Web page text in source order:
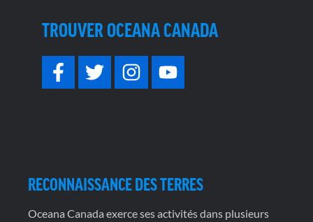
TROUVER OCEANA CANADA
RECONNAISSANCE DES TERRES
Oceana Canada exerce ses activités dans plusieurs